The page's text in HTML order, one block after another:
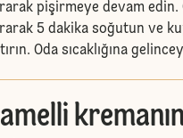
pişirmeye devam edin.
5 dakika soğutun ve
Oda sıcaklığına
kremanın